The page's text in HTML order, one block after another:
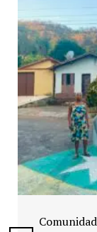
Exposição
espaços